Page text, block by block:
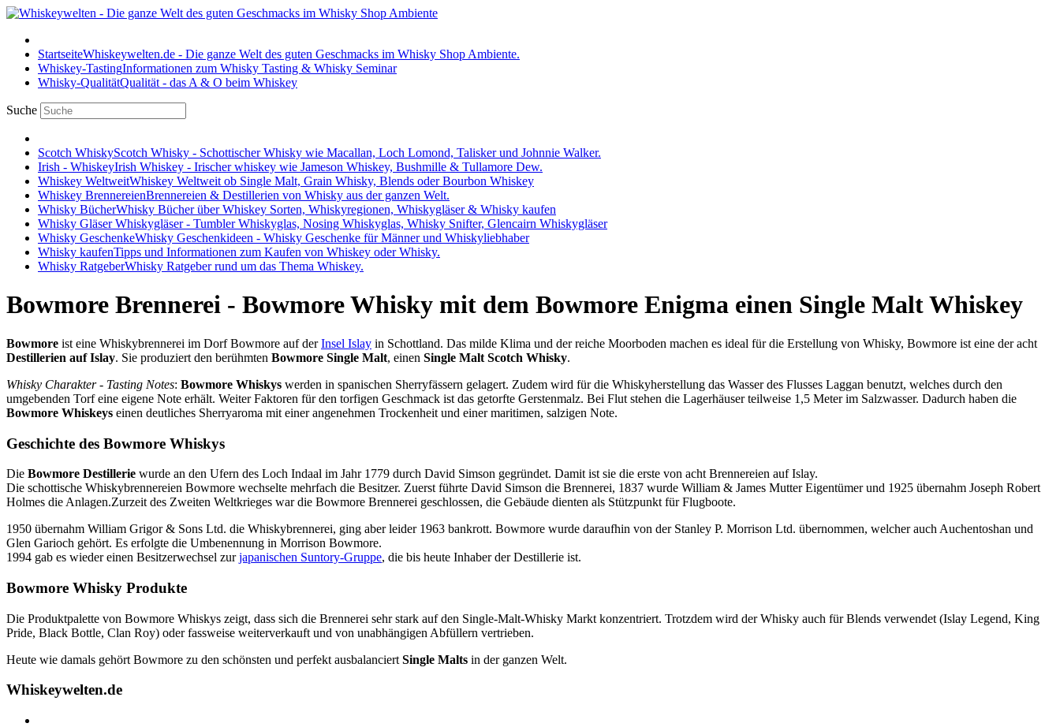
StartseiteWhiskeywelten.de - Die ganze Welt des guten Geschmacks im Whisky Shop Ambiente.
Whiskey-TastingInformationen zum Whisky Tasting & Whisky Seminar
Whisky-QualitätQualität - das A & O beim Whiskey
Suche
Scotch WhiskyScotch Whisky - Schottischer Whisky wie Macallan, Loch Lomond, Talisker und Johnnie Walker.
Irish - WhiskeyIrish Whiskey - Irischer whiskey wie Jameson Whiskey, Bushmille & Tullamore Dew.
Whiskey WeltweitWhiskey Weltweit ob Single Malt, Grain Whisky, Blends oder Bourbon Whiskey
Whiskey BrennereienBrennereien & Destillerien von Whisky aus der ganzen Welt.
Whisky BücherWhisky Bücher über Whiskey Sorten, Whiskyregionen, Whiskygläser & Whisky kaufen
Whisky GläserWhiskygläser - Tumbler Whiskyglas, Nosing Whiskyglas, Whisky Snifter, Glencairn Whiskygläser
Whisky GeschenkeWhisky Geschenkideen - Whisky Geschenke für Männer und Whiskyliebhaber
Whisky kaufenTipps und Informationen zum Kaufen von Whiskey oder Whisky.
Whisky RatgeberWhisky Ratgeber rund um das Thema Whiskey.
Bowmore Brennerei - Bowmore Whisky mit dem Bowmore Enigma einen Single Malt Whiskey
Bowmore ist eine Whiskybrennerei im Dorf Bowmore auf derInsel Islay in Schottland. Das milde Klima und der reiche Moorboden machen es ideal für die Erstellung von Whisky, Bowmore ist eine der acht
Destillerien auf Islay. Sie produziert den berühmten Bowmore Single Malt, einen Single Malt Scotch Whisky.
Whisky Charakter - Tasting Notes: Bowmore Whiskys werden in spanischen Sherryfässern gelagert. Zudem wird für die Whiskyherstellung das Wasser des Flusses Laggan benutzt, welches durch den
umgebenden Torf eine eigene Note erhält. Weiter Faktoren für den torfigen Geschmack ist das getorfte Gerstenmalz. Bei Flut stehen die Lagerhäuser teilweise 1,5 Meter im Salzwasser. Dadurch haben die
Bowmore Whiskeys einen deutliches Sherryaroma mit einer angenehmen Trockenheit und einer maritimen, salzigen Note.
Geschichte des Bowmore Whiskys
Die Bowmore Destillerie wurde an den Ufern des Loch Indaal im Jahr 1779 durch David Simson gegründet. Damit ist sie die erste von acht Brennereien auf Islay.
Die schottische Whiskybrennereien Bowmore wechselte mehrfach die Besitzer. Zuerst führte David Simson die Brennerei, 1837 wurde William & James Mutter Eigentümer und 1925 übernahm Joseph Robert
Holmes die Anlagen.Zurzeit des Zweiten Weltkrieges war die Bowmore Brennerei geschlossen, die Gebäude dienten als Stützpunkt für Flugboote.
1950 übernahm William Grigor & Sons Ltd. die Whiskybrennerei, ging aber leider 1963 bankrott. Bowmore wurde daraufhin von der Stanley P. Morrison Ltd. übernommen, welcher auch Auchentoshan und
Glen Garioch gehört. Es erfolgte die Umbenennung in Morrison Bowmore.
1994 gab es wieder einen Besitzerwechsel zurjapanischen Suntory-Gruppe, die bis heute Inhaber der Destillerie ist.
Bowmore Whisky Produkte
Die Produktpalette von Bowmore Whiskys zeigt, dass sich die Brennerei sehr stark auf den Single-Malt-Whisky Markt konzentriert. Trotzdem wird der Whisky auch für Blends verwendet (Islay Legend, King
Pride, Black Bottle, Clan Roy) oder fassweise weiterverkauft und von unabhängigen Abfüllern vertrieben.
Heute wie damals gehört Bowmore zu den schönsten und perfekt ausbalanciert Single Malts in der ganzen Welt.
Whiskeywelten.de